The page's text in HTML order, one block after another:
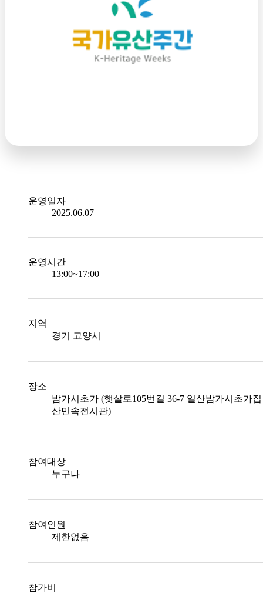
운영일자
2025.06.07
운영시간
13:00~17:00
지역
경기 고양시
장소
밤가시초가 (햇살로105번길 36-7 일산밤가시초가
산민속전시관)
참여대상
누구나
참여인원
제한없음
참가비